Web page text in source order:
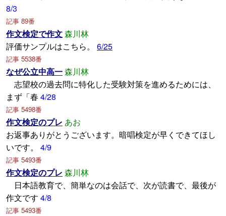
8/3
記事 89番
作文検定で作文森川林
評価サンプルはこちら。 6/25
記事 5538番
なぜ公立中高一森川林
志望校の過去問に特化した受験対策を進めるためには、
まず「春 4/28
記事 5498番
作文検定のプレ あお
お返事ありがとうございます。暗唱検定が早くできてほし
いです。
4/9
記事 5493番
作文検定のプレ 森川林
日本語教育で、簡単なのは会話で、次が読書で、最後が
作文です 4/8
記事 5493番